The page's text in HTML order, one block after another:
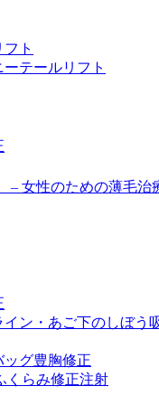
ト
テールリフト
– 女性のための薄毛治
ン・あご下のしぼう
ッグ豊胸修正
くらみ修正注射